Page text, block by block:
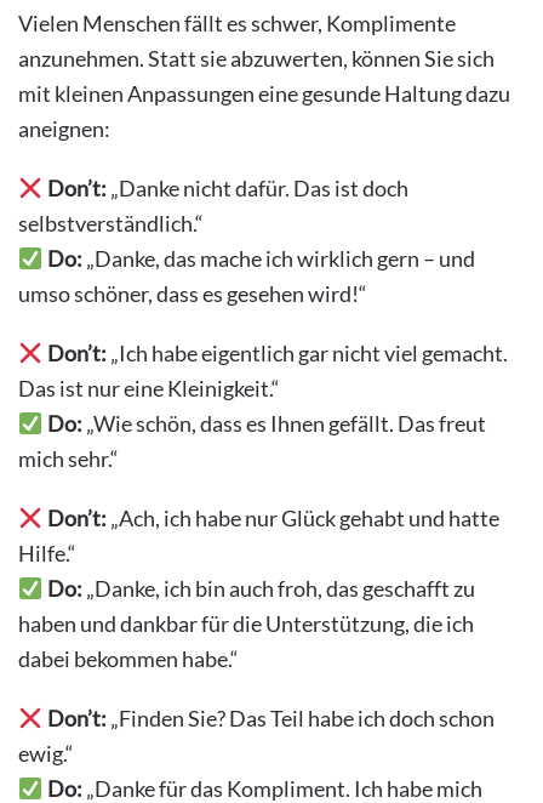
Vielen Menschen fällt es schwer, Komplimente
anzunehmen. Statt sie abzuwerten, können Sie sich
mit kleinen Anpassungen eine gesunde Haltung dazu
aneignen:
Don’t: „Danke nicht dafür. Das ist doch
selbstverständlich.“
Do: „Danke, das mache ich wirklich gern – und
umso schöner, dass es gesehen wird!“
Don’t: „Ich habe eigentlich gar nicht viel gemacht.
Das ist nur eine Kleinigkeit.“
Do: „Wie schön, dass es Ihnen gefällt. Das freut
mich sehr.“
Don’t: „Ach, ich habe nur Glück gehabt und hatte
Hilfe.“
Do: „Danke, ich bin auch froh, das geschafft zu
haben und dankbar für die Unterstützung, die ich
dabei bekommen habe.“
Don’t: „Finden Sie? Das Teil habe ich doch schon
ewig.“
Do: „Danke für das Kompliment. Ich habe mich